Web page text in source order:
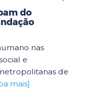
do
nas
e
de
mais]